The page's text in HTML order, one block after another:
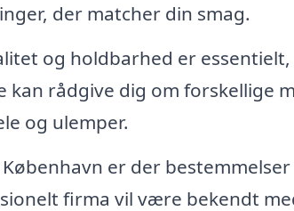
der matcher din smag.
og holdbarhed er
kan rådgive dig om forskellige
og ulemper.
er der
firma vil være bekendt